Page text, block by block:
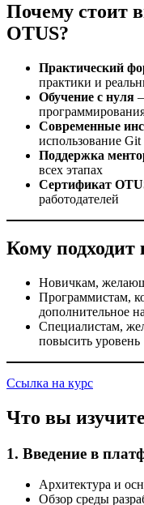
Почему стоит
OTUS?
Практический
практики и
Обучение с нуля
Современные
использование
Поддержка
всех этапах
Сертификат
работодателей
Кому подходит
Новичкам,
Программистам,
дополнительное
Специалистам,
повысить уровень
Ссылка на курс
Что вы
1. Введение в
Архитектура и
Обзор среды